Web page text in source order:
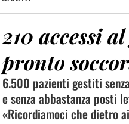
210 accessi
pronto
6.500 pazienti gestiti
e senza abbastanza posti
«Ricordiamoci che dietro